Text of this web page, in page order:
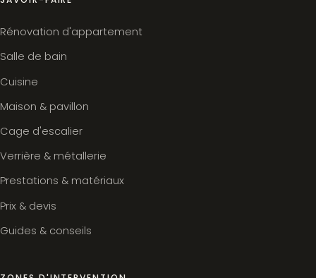
Rénovation d'appartement
Salle de bain
Cuisine
Maison & pavillon
Cage d'escalier
Verrière & métallerie
Prestations & matériaux
Prix & devis
Guides & conseils